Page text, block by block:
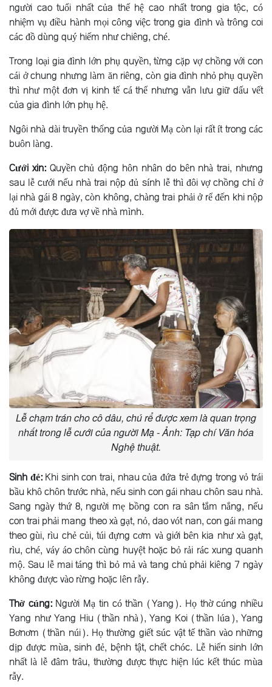
người cao tuổi nhất của thế hệ cao nhất trong gia tộc, có
nhiệm vụ điều hành mọi công việc trong gia đình và trông coi
các đồ dùng quý hiếm như chiêng, ché.
Trong loại gia đình lớn phụ quyền, từng cặp vợ chồng với con
cái ở chung nhưng làm ăn riêng, còn gia đình nhỏ phụ quyền
thì như một đơn vị kinh tế cá thể nhưng vẫn lưu giữ dấu vết
của gia đình lớn phụ hệ.
Ngôi nhà dài truyền thống của người Mạ còn lại rất ít trong các
buôn làng.
Cưới xin: Quyền chủ động hôn nhân do bên nhà trai, nhưng
sau lễ cưới nếu nhà trai nộp đủ sính lễ thì đôi vợ chồng chỉ ở
lại nhà gái 8 ngày, còn không, chàng trai phải ở rể đến khi nộp
đủ mới được đưa vợ về nhà mình.
Lễ chạm trán cho cô dâu, chú rể được xem là quan trọng
nhất trong lễ cưới của người Mạ - Ảnh: Tạp chí Văn hóa
Nghệ thuật.
Sinh đẻ:Khi sinh con trai, nhau của đứa trẻ đựng trong vỏ trái
bầu khô chôn trước nhà, nếu sinh con gái nhau chôn sau nhà.
Sang ngày thứ 8, người mẹ bồng con ra sân tắm nắng, nếu
con trai phải mang theo xà gạt, nỏ, dao vót nan, con gái mang
theo gùi, rìu chẻ củi, túi đựng cơm và giới bên kia như xà gạt,
rìu, ché, váy áo chôn cùng huyệt hoặc bỏ rải rác xung quanh
mộ. Sau lễ mai táng thì bỏ mả và tang chủ phải kiêng 7 ngày
không được vào rừng hoặc lên rẫy.
Thờ cúng:Người Mạ tin có thần (Yang). Họ thờ cúng nhiều
Yang như Yang Hiu (thần nhà), Yang Koi (thần lúa), Yang
Bơnơm (thần núi). Họ thường giết súc vật tế thần vào những
dịp được mùa, sinh đẻ, bệnh tật, chết chóc. Lễ hiến sinh lớn
nhất là lễ đâm trâu, thường được thực hiện lúc kết thúc mùa
rẫy.